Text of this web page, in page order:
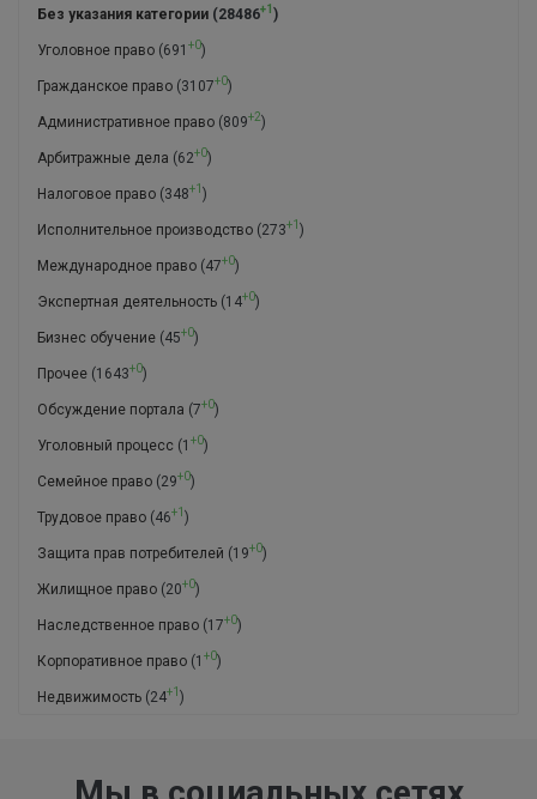
Без указания категории (28486+1 )
Уголовное право (691 +0)
Гражданское право (3107+0)
Административное право (809+2)
Арбитражные дела (62+0)
Налоговое право (348+1 )
Исполнительное производство (273+1 )
Международное право (47+0)
Экспертная деятельность (14+0)
Бизнес обучение (45+0)
Прочее (1643+0)
Обсуждение портала (7+0)
Уголовный процесс (1 +0)
Семейное право (29+0)
Трудовое право (46+1 )
Защита прав потребителей (19+0)
Жилищное право (20+0)
Наследственное право (17+0)
Корпоративное право (1 +0)
Недвижимость (24+1 )